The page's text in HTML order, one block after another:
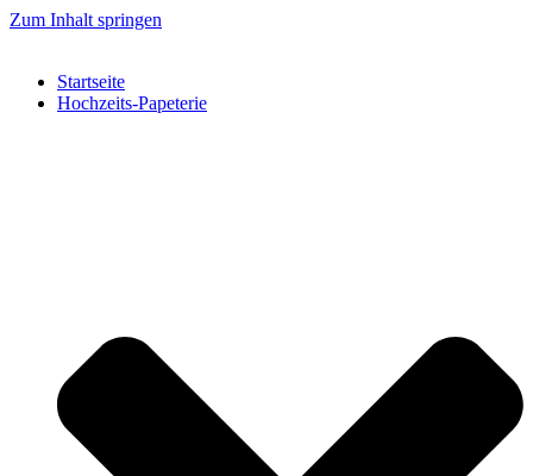
Zum Inhalt springen
Startseite
Hochzeits-Papeterie